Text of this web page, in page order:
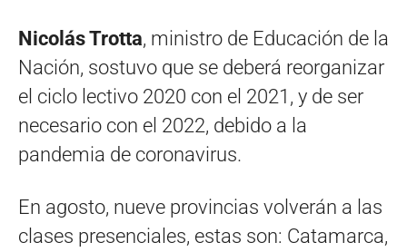
Nicolás Trotta, ministro de Educación de la
Nación, sostuvo que se deberá reorganizar
el ciclo lectivo 2020 con el 2021, y de ser
necesario con el 2022, debido a la
pandemia de coronavirus.
En agosto, nueve provincias volverán a las
clases presenciales, estas son: Catamarca,